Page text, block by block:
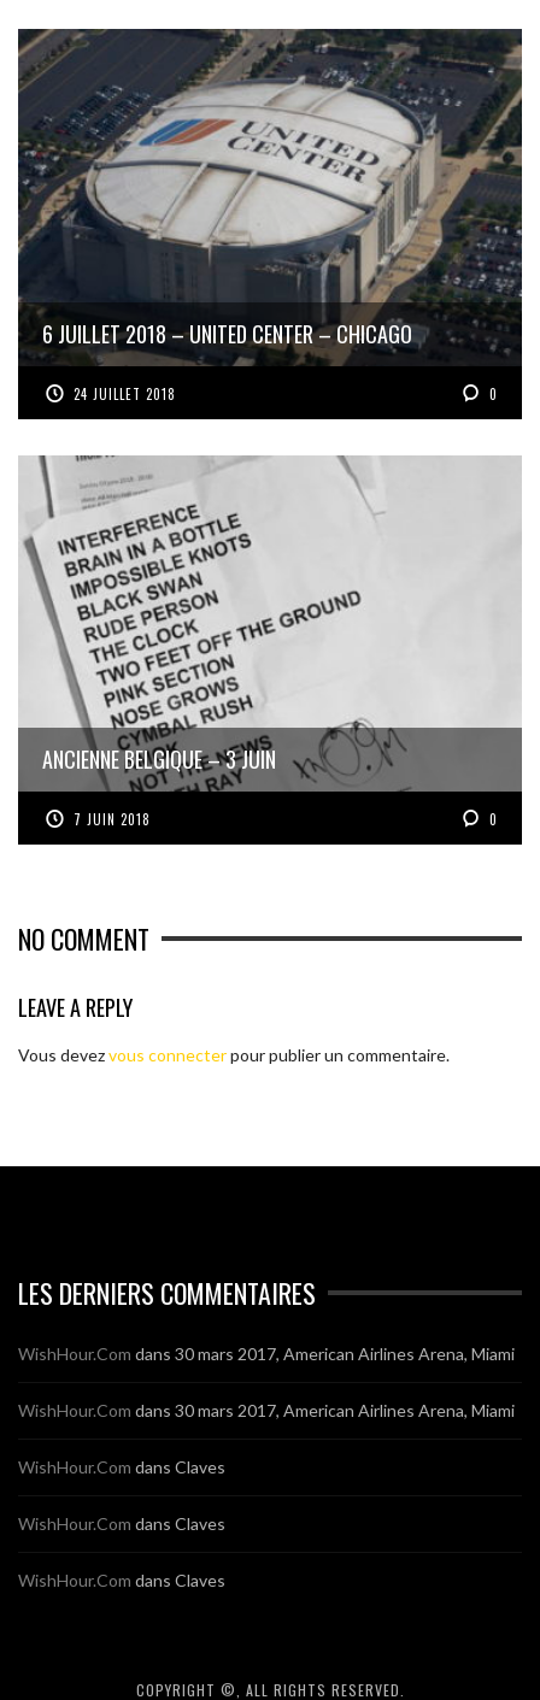
6 JUILLET 2018 – UNITED CENTER – CHICAGO
24 JUILLET 2018 0
ANCIENNE BELGIQUE – 3 JUIN
7 JUIN 2018 0
NO COMMENT
LEAVE A REPLY
Vous devezvous connecterpour publier un commentaire.
LES DERNIERS COMMENTAIRES
WishHour.Com dans 30 mars 2017, American Airlines Arena, Miami
WishHour.Com dans 30 mars 2017, American Airlines Arena, Miami
WishHour.Com dans Claves
WishHour.Com dans Claves
WishHour.Com dans Claves
COPYRIGHT ©, ALL RIGHTS RESERVED.